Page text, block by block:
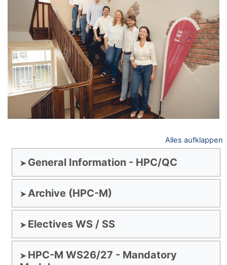
Alles aufklappen
General Information - HPC/QC
Archive (HPC-M)
Electives WS / SS
HPC-M WS26/27 - Mandatory